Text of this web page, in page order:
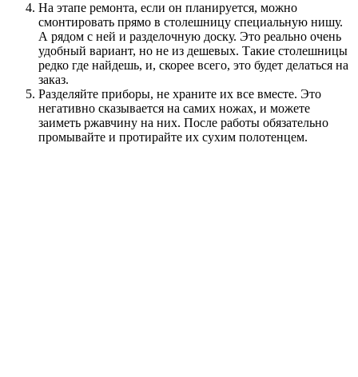
На этапе ремонта, если он планируется, можно
смонтировать прямо в столешницу специальную нишу.
А рядом с ней и разделочную доску. Это реально очень
удобный вариант, но не из дешевых. Такие столешницы
редко где найдешь, и, скорее всего, это будет делаться на
заказ.
Разделяйте приборы, не храните их все вместе. Это
негативно сказывается на самих ножах, и можете
заиметь ржавчину на них. После работы обязательно
промывайте и протирайте их сухим полотенцем.